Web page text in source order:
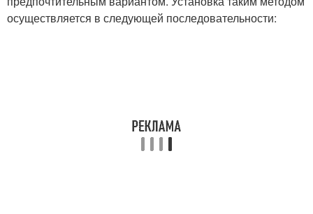
осуществляется в следующей последовательности: